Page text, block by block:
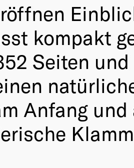
kompakt
Seiten
Anfang